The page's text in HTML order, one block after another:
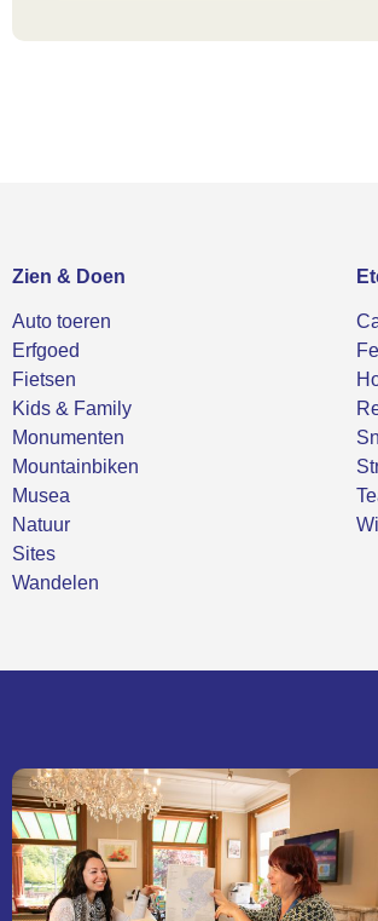
Zien & Doen
Auto toeren
Erfgoed
Fietsen
Kids & Family
Monumenten
Mountainbiken
Musea
Natuur
Sites
Wandelen